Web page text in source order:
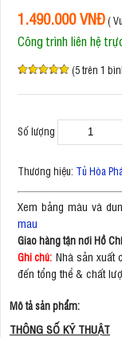
1.490.000 VNĐ(
Công trình liên hệ
(5 trên 1
Số lượng
Thương hiệu: Tủ Hòa
Xem bảng màu và
mau
Giao hàng tận nơi Hồ
Ghi chú: Nhà sản xuất
đến tổng thể & chất
Mô tả sản phẩm:
THÔNG SỐ KỸ THUẬT